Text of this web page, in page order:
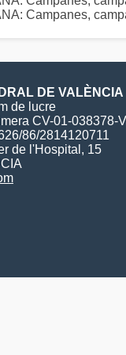
Campanes,
DE VALÈNCIA
de lucre
CV-01-038378-V
86/2814120711
de l'Hospital, 15